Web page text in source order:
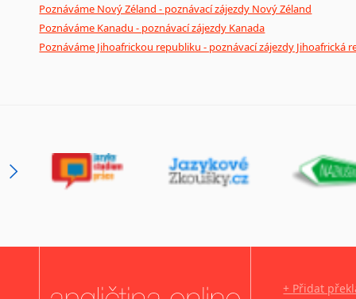
Poznáváme Nový Zéland - poznávací zájezdy Nový Zéland
Poznáváme Kanadu - poznávací zájezdy Kanada
Poznáváme Jihoafrickou republiku - poznávací zájezdy Jihoafrická
+ Přidat